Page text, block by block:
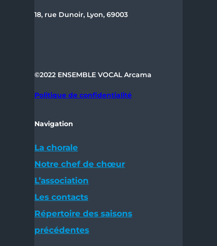
18, rue Dunoir, Lyon, 69003
©2022 ENSEMBLE VOCAL Arcama
Politique de confidentialité
Navigation
La chorale
Notre chef de chœur
L’association
Les contacts
Répertoire des saisons
précédentes